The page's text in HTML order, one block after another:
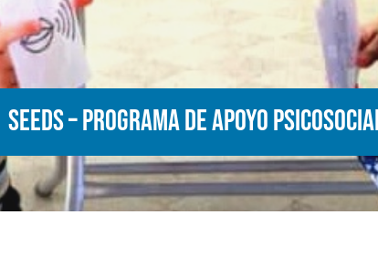
SEEDS – Programa de apoyo